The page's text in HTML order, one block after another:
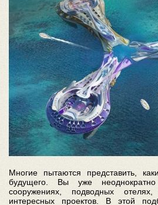
Многие пытаются представить,
будущего. Вы уже
сооружениях, подводных
интересных проектов. В этой